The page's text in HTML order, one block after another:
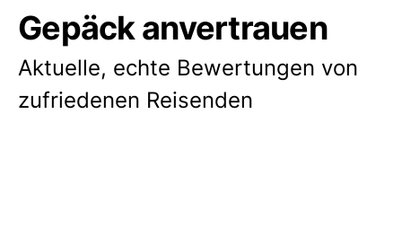
Gepäck anvertrauen
Aktuelle, echte Bewertungen von
zufriedenen Reisenden